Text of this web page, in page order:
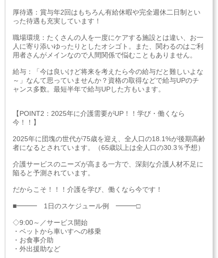
厚待遇：賞与年2回はもちろん有給休暇や完全週休二日制とい
った待遇も充実しています！
職場環境：たくさんの人を一度にケアする施設とは違い、お一
人に寄り添いゆったりとしたオシゴト。また、関わるのはご利
用者さんがメインなので人間関係で悩むこともありません。
給与：「今は良いけど将来を考えたら今の給与だと難しいよな
～」なんて思っていませんか？資格の取得などで給与UPのチ
ャンス多数。最短半年で給与UPした方もいます。
【POINT2：2025年に介護需要がUP！！学び・働くなら
今！！】
2025年に団塊の世代が75歳を迎え、全人口の18.1%が後期高齢
者になるとされています。（65歳以上は全人口の30.3％予想）
介護サービスのニーズが高まる一方で、深刻な介護人材不足に
陥ると予測されています。
だからこそ！！！介護を学び、働くなら今です！
■━━━ 1日のスケジュール例 ━━━□
◇9:00～／サービス開始
・ベットから車いすへの移乗
・お食事介助
・外出援助など